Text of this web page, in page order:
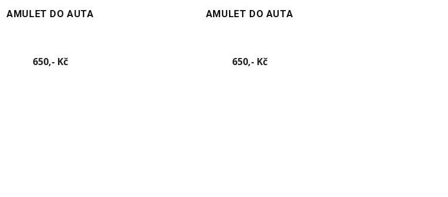
AMULET DO AUTA
650,- KčCena
AMULET DO AUTA
650,- KčCena